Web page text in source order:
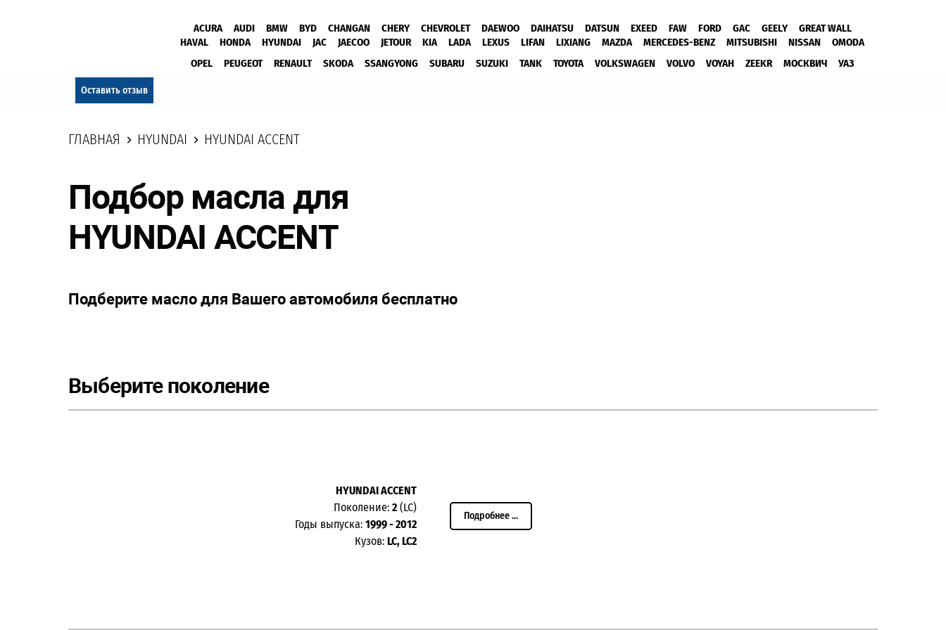
ACURA AUDI BMW BYD CHANGAN CHERY CHEVROLET DAEWOO DAIHATSU DATSUN EXEED FAW FORD GAC GEELY
GREAT WALL
HAVAL
HONDA HYUNDAI JAC JAECOO JETOUR KIA LADA LEXUS LIFAN LIXIANG MAZDA MERCEDES-BENZ MITSUBISHI NISSAN
OMODA
OPEL
PEUGEOT RENAULT SKODA SSANGYONG SUBARU SUZUKI TANK TOYOTA VOLKSWAGEN VOLVO VOYAH ZEEKR МОСКВИЧ УАЗ
Оставить отзыв
ГЛАВНАЯ HYUNDAI HYUNDAI ACCENT
Подбор масла для
HYUNDAI ACCENT
Подберите масло для Вашего автомобиля бесплатно
Выберите поколение
HYUNDAI ACCENT
Поколение: 2 (LC)
Годы выпуска: 1999 - 2012
Кузов: LC, LC2
Подробнее ...